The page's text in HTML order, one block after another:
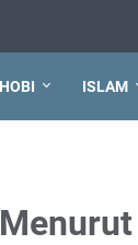
HOBI ISLAM